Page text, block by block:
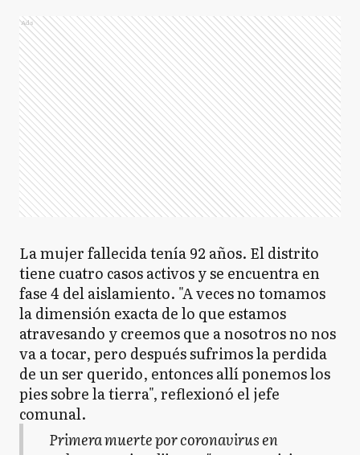
Ads
La mujer fallecida tenía 92 años. El distrito
tiene cuatro casos activos y se encuentra en
fase 4 del aislamiento. "A veces no tomamos
la dimensión exacta de lo que estamos
atravesando y creemos que a nosotros no nos
va a tocar, pero después sufrimos la perdida
de un ser querido, entonces allí ponemos los
pies sobre la tierra", reflexionó el jefe
comunal.
Primera muerte por coronavirus en